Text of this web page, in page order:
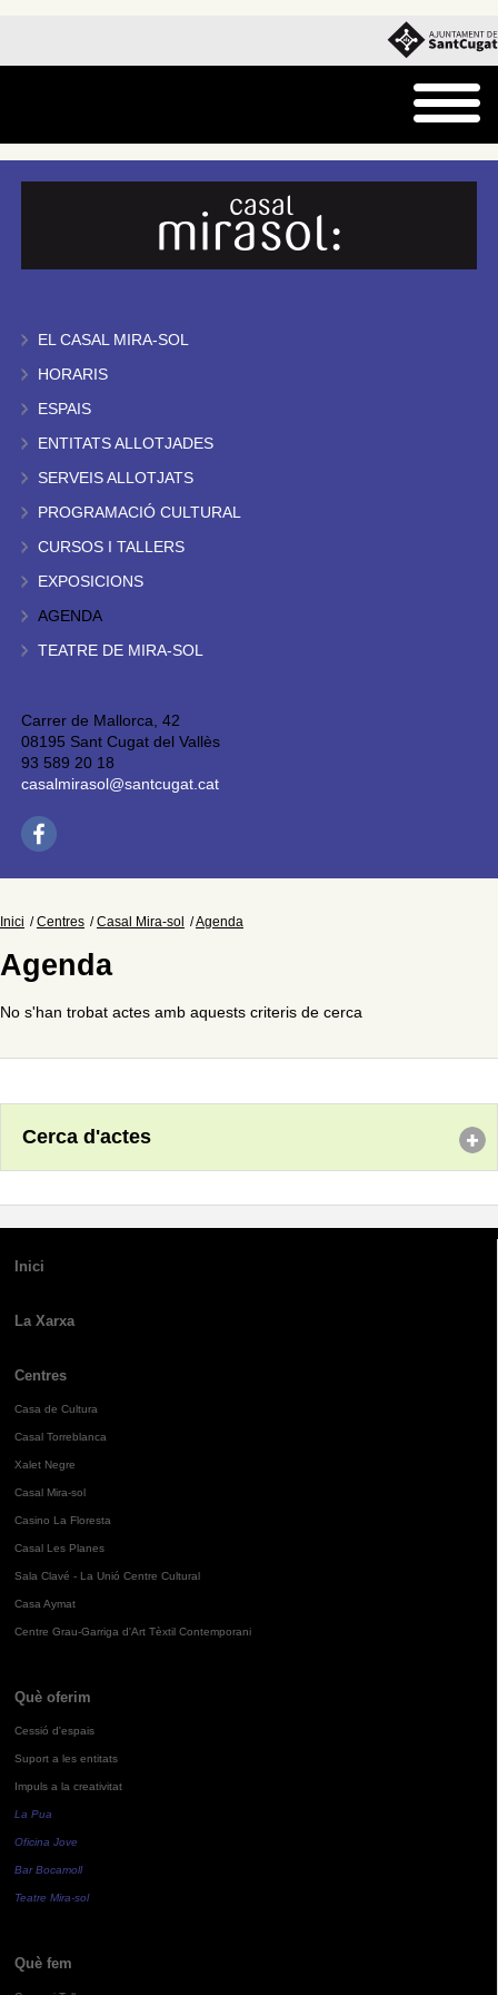
EL CASAL MIRA-SOL
HORARIS
ESPAIS
ENTITATS ALLOTJADES
SERVEIS ALLOTJATS
PROGRAMACIÓ CULTURAL
CURSOS I TALLERS
EXPOSICIONS
AGENDA
TEATRE DE MIRA-SOL
Carrer de Mallorca, 42
08195 Sant Cugat del Vallès
93 589 20 18
casalmirasol@santcugat.cat
Inici Centres Casal Mira-sol Agenda
Agenda
No s'han trobat actes amb aquests criteris de cerca
Cerca d'actes
Inici
La Xarxa
Centres
Casa de Cultura
Casal Torreblanca
Xalet Negre
Casal Mira-sol
Casino La Floresta
Casal Les Planes
Sala Clavé - La Unió Centre Cultural
Casa Aymat
Centre Grau-Garriga d'Art Tèxtil Contemporani
Què oferim
Cessió d'espais
Suport a les entitats
Impuls a la creativitat
La Pua
Oficina Jove
Bar Bocamoll
Teatre Mira-sol
Què fem